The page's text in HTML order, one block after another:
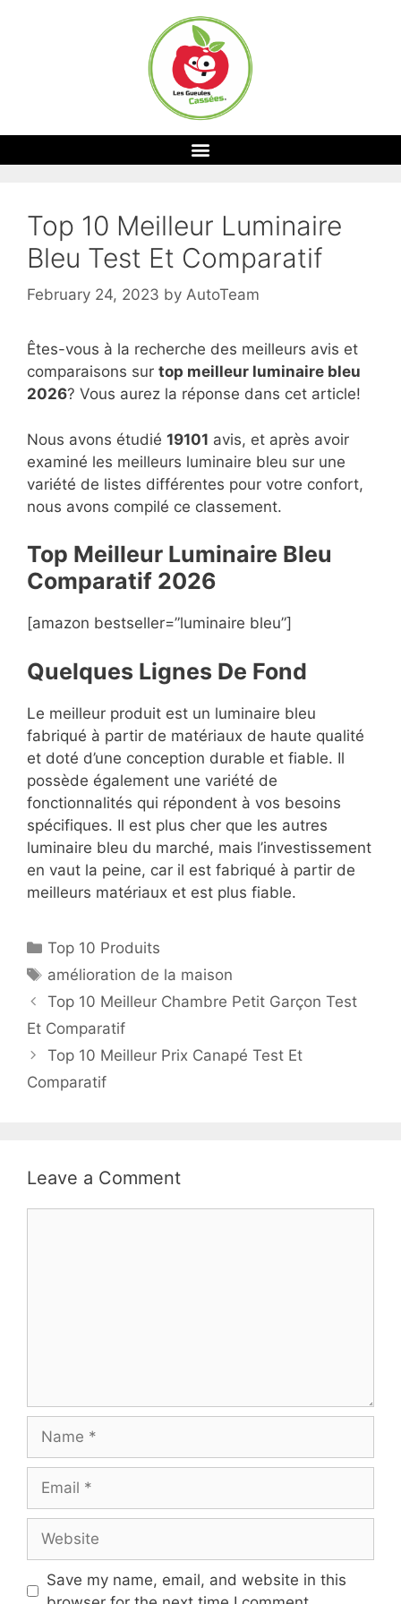
Top 10 Meilleur Luminaire
Bleu Test Et Comparatif
February 24, 2023 by AutoTeam
Êtes-vous à la recherche des meilleurs avis et
comparaisons sur top meilleur luminaire bleu
2026? Vous aurez la réponse dans cet article!
Nous avons étudié 19101 avis, et après avoir
examiné les meilleurs luminaire bleu sur une
variété de listes différentes pour votre confort,
nous avons compilé ce classement.
Top Meilleur Luminaire Bleu
Comparatif 2026
[amazon bestseller=”luminaire bleu”]
Quelques Lignes De Fond
Le meilleur produit est un luminaire bleu
fabriqué à partir de matériaux de haute qualité
et doté d’une conception durable et fiable. Il
possède également une variété de
fonctionnalités qui répondent à vos besoins
spécifiques. Il est plus cher que les autres
luminaire bleu du marché, mais l’investissement
en vaut la peine, car il est fabriqué à partir de
meilleurs matériaux et est plus fiable.
Top 10 Produits
amélioration de la maison
Top 10 Meilleur Chambre Petit Garçon Test
Et Comparatif
Top 10 Meilleur Prix Canapé Test Et
Comparatif
Leave a Comment
Save my name, email, and website in this